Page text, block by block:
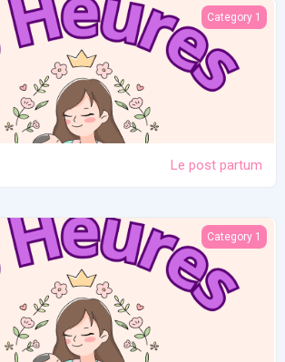
Le post partum
Category 1
Le post partum
La naissance
Category 1